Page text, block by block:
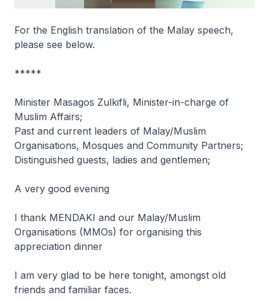
For the English translation of the Malay speech,
please see below.
*****
Minister Masagos Zulkifli, Minister-in-charge of
Muslim Affairs;
Past and current leaders of Malay/Muslim
Organisations, Mosques and Community Partners;
Distinguished guests, ladies and gentlemen;
A very good evening
I thank MENDAKI and our Malay/Muslim
Organisations (MMOs) for organising this
appreciation dinner
I am very glad to be here tonight, amongst old
friends and familiar faces.